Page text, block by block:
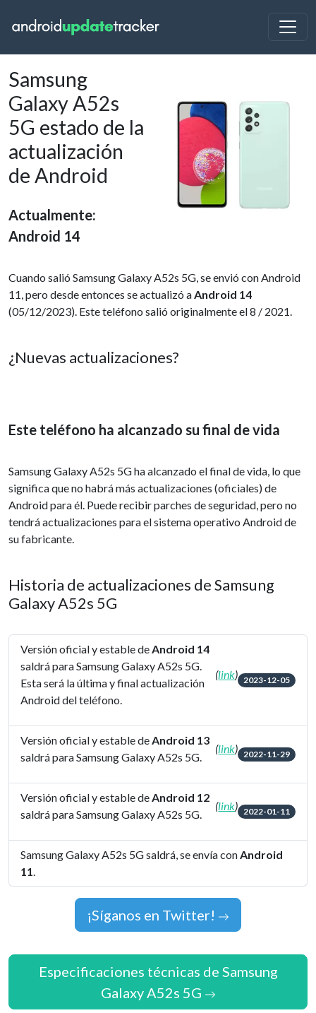
Samsung
Galaxy A52s
5G estado de la
actualización
de Android
Actualmente:
Android 14
Cuando salió Samsung Galaxy A52s 5G, se envió con Android
11, pero desde entonces se actualizó aAndroid 14
(05/12/2023). Este teléfono salió originalmente el 8 / 2021.
¿Nuevas actualizaciones?
Este teléfono ha alcanzado su final de vida
Samsung Galaxy A52s 5G ha alcanzado el final de vida, lo que
significa que no habrá más actualizaciones (oficiales) de
Android para él. Puede recibir parches de seguridad, pero no
tendrá actualizaciones para el sistema operativo Android de
su fabricante.
Historia de actualizaciones de Samsung
Galaxy A52s 5G
Versión oficial y estable deAndroid 14
saldrá para Samsung Galaxy A52s 5G.
Esta será la última y final actualización
Android del teléfono.
(link) 2023-12-05
Versión oficial y estable deAndroid 13
saldrá para Samsung Galaxy A52s 5G.
(link) 2022-11-29
Versión oficial y estable deAndroid 12
saldrá para Samsung Galaxy A52s 5G.
(link) 2022-01-11
Samsung Galaxy A52s 5G saldrá, se envía conAndroid
11.
¡Síganos en Twitter!
Especificaciones técnicas de Samsung
Galaxy A52s 5G